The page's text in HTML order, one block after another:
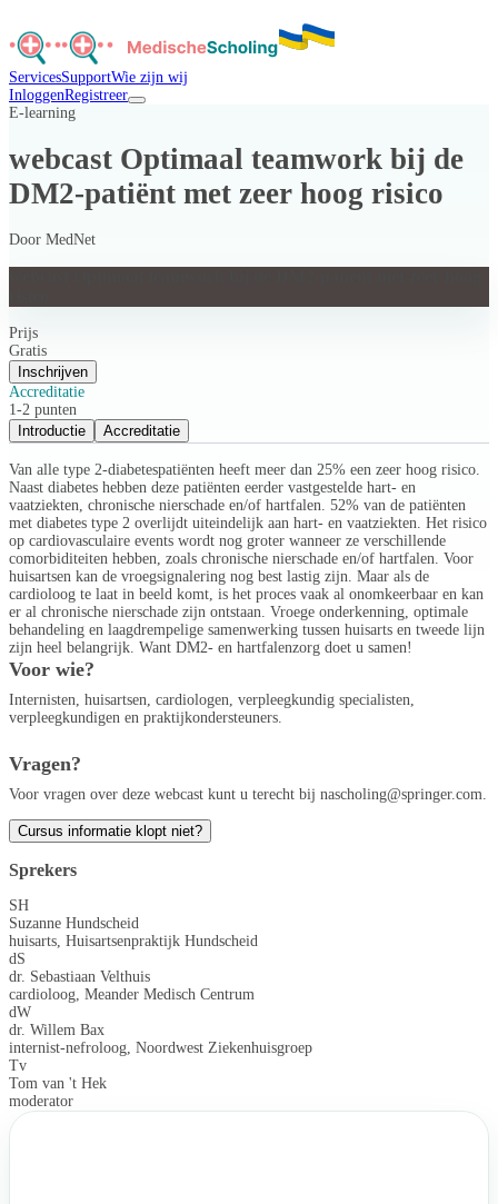
ServicesSupportWie zijn wij
InloggenRegistreer
E-learning
webcast Optimaal teamwork bij de
DM2-patiënt met zeer hoog risico
Door MedNet
Prijs
Gratis
Inschrijven
Accreditatie
1-2 punten
Introductie
Accreditatie
Van alle type 2-diabetespatiënten heeft meer dan 25% een zeer hoog risico.
Naast diabetes hebben deze patiënten eerder vastgestelde hart- en
vaatziekten, chronische nierschade en/of hartfalen. 52% van de patiënten
met diabetes type 2 overlijdt uiteindelijk aan hart- en vaatziekten. Het risico
op cardiovasculaire events wordt nog groter wanneer ze verschillende
comorbiditeiten hebben, zoals chronische nierschade en/of hartfalen. Voor
huisartsen kan de vroegsignalering nog best lastig zijn. Maar als de
cardioloog te laat in beeld komt, is het proces vaak al onomkeerbaar en kan
er al chronische nierschade zijn ontstaan. Vroege onderkenning, optimale
behandeling en laagdrempelige samenwerking tussen huisarts en tweede lijn
zijn heel belangrijk. Want DM2- en hartfalenzorg doet u samen!
Voor wie?
Internisten, huisartsen, cardiologen, verpleegkundig specialisten,
verpleegkundigen en praktijkondersteuners.
Vragen?
Voor vragen over deze webcast kunt u terecht bij nascholing@springer.com.
Cursus informatie klopt niet?
Sprekers
SH
Suzanne Hundscheid
huisarts, Huisartsenpraktijk Hundscheid
dS
dr. Sebastiaan Velthuis
cardioloog, Meander Medisch Centrum
dW
dr. Willem Bax
internist-nefroloog, Noordwest Ziekenhuisgroep
Tv
Tom van 't Hek
moderator